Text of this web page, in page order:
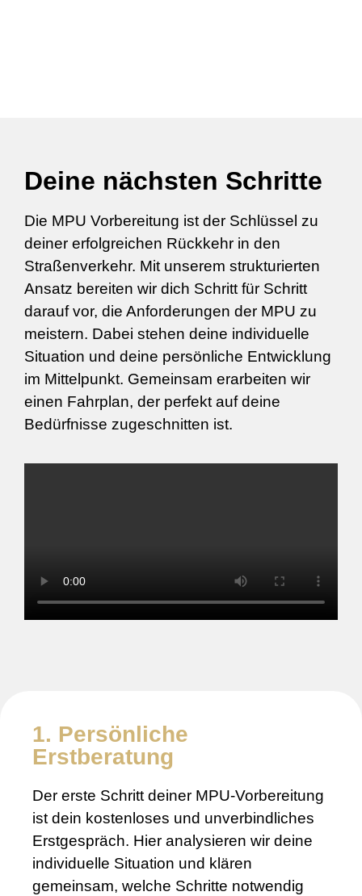
Deine nächsten Schritte
Die MPU Vorbereitung ist der Schlüssel zu
deiner erfolgreichen Rückkehr in den
Straßenverkehr. Mit unserem strukturierten
Ansatz bereiten wir dich Schritt für Schritt
darauf vor, die Anforderungen der MPU zu
meistern. Dabei stehen deine individuelle
Situation und deine persönliche Entwicklung
im Mittelpunkt. Gemeinsam erarbeiten wir
einen Fahrplan, der perfekt auf deine
Bedürfnisse zugeschnitten ist.
1. Persönliche
Erstberatung
Der erste Schritt deiner MPU-Vorbereitung
ist dein kostenloses und unverbindliches
Erstgespräch. Hier analysieren wir deine
individuelle Situation und klären
gemeinsam, welche Schritte notwendig